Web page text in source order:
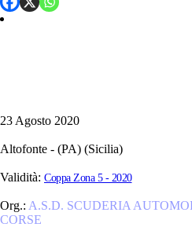
23 Agosto 2020
Altofonte - (PA) (Sicilia)
Validità: Coppa Zona 5 - 2020
Org.: A.S.D. SCUDERIA
CORSE